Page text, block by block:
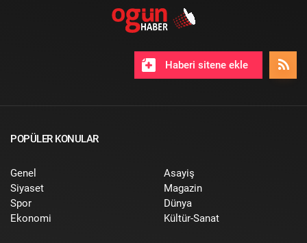
Haberi sitene ekle
POPÜLER KONULAR
Genel
Siyaset
Spor
Ekonomi
Asayiş
Magazin
Dünya
Kültür-Sanat